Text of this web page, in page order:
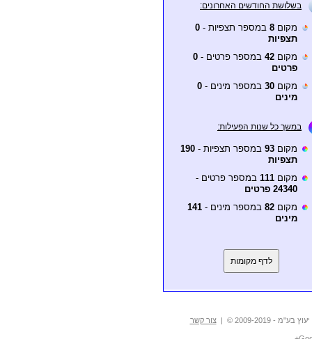
בשלושת החודשים האחרונים:
מקום 8 במספר תצפיות - 0
תצפיות
מקום 42 במספר פרטים - 0
פרטים
מקום 30 במספר מינים - 0
מינים
במשך כל שנות הפעילות:
מקום 93 במספר תצפיות - 190
תצפיות
מקום 111 במספר פרטים -
24340 פרטים
מקום 82 במספר מינים - 141
מינים
לדף מקומות
- 2009-2019 © | צור קשר